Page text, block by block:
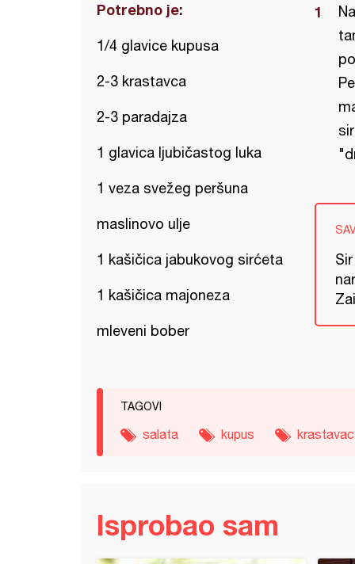
Potrebno je:
1/4 glavice kupusa
2-3 krastavca
2-3 paradajza
1 glavica ljubičastog luka
1 veza svežeg peršuna
maslinovo ulje
1 kašičica jabukovog sirćeta
1 kašičica majoneza
mleveni bober
TAGOVI
salata kupus krastavac
Isprobao sam